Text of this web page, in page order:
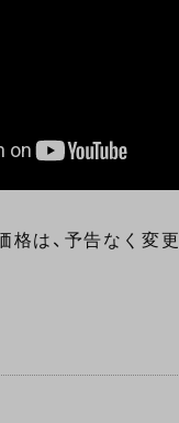
格は、予告なく変